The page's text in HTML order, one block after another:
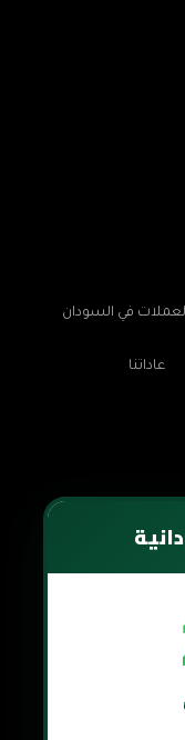
في السودان
عاداتنا